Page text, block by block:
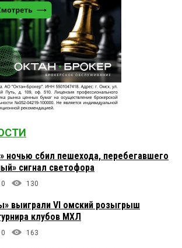
ночью сбил пешехода, перебегавшего
сигнал светофора
0 130
выиграли VI омский розыгрыш
клубов МХЛ
0 163